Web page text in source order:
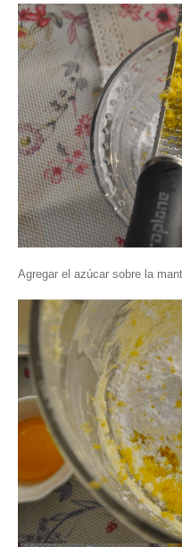
Agregar el azúcar sobre la